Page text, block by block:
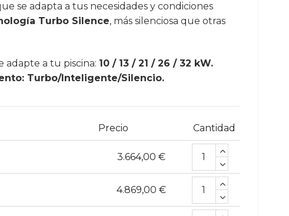
se adapta a tus necesidades y condiciones
Turbo Silence, más silenciosa que otras
adapte a tu piscina: 10 / 13 / 21 / 26 / 32 kW.
Turbo/Inteligente/Silencio.
Precio Cantidad
3.664,00 €
4.869,00 €